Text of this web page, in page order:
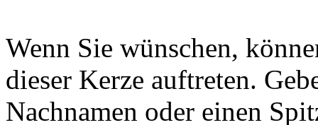
Wenn Sie wünschen,
dieser Kerze auftreten.
Nachnamen oder einen